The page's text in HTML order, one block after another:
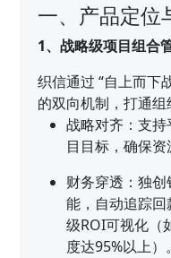
一、产品定位
1、战略级项目组合
织信通过 “自上而下
的双向机制，打通组
战略对齐：支
目目标，确保资
财务穿透：独
能，自动追踪
级ROI可视化（
度达95%以上）。